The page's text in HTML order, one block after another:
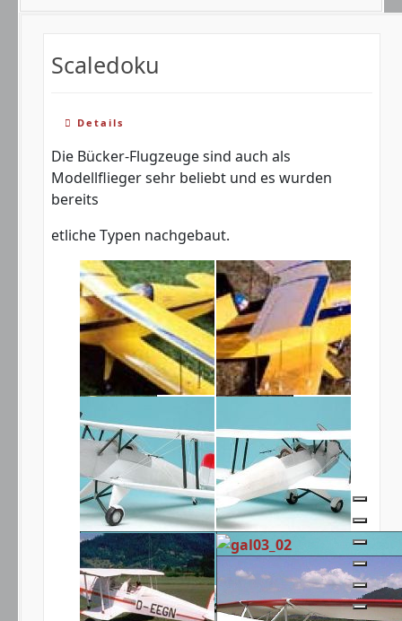
Scaledoku
Details
Die Bücker-Flugzeuge sind auch als
Modellflieger sehr beliebt und es wurden
bereits
etliche Typen nachgebaut.